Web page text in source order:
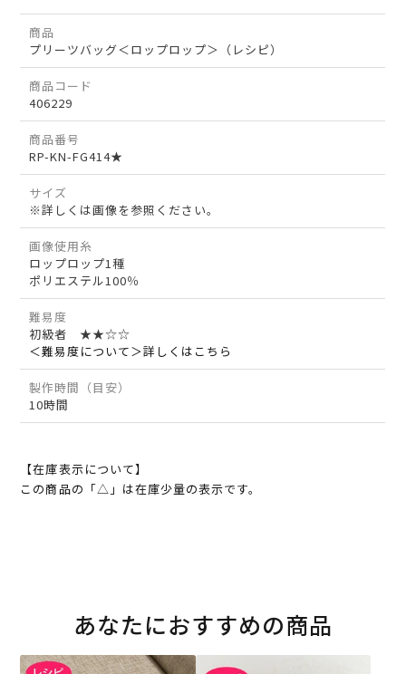
商品
プリーツバッグ＜ロップロップ＞（レシピ）
商品コード
406229
商品番号
RP-KN-FG414★
サイズ
※詳しくは画像を参照ください。
画像使用糸
ロップロップ1種
ポリエステル100％
難易度
初級者 ★★☆☆
＜難易度について＞詳しくはこちら
製作時間（目安）
10時間
【在庫表示について】
この商品の「△」は在庫少量の表示です。
あなたにおすすめの商品